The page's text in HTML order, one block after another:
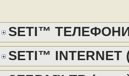
SETI™
SETI™ INTERNET